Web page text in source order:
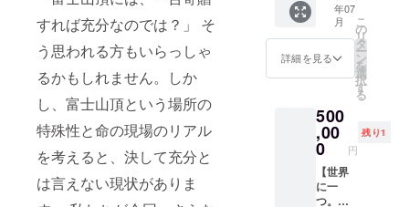
すれば充分なのでは？」 そ
う思われる方もいらっしゃ
るかもしれません。しか
し、富士山頂という場所の
特殊性と命の現場のリアル
を考えると、決して充分と
は言えない現状がありま
になる
場合が
ござい
ます ※
梱包・
送料含
意事
項：支
援時、
必ず備
考欄に
掲載を
れるお
名前を
ご記入
くださ
い ※お
名前の
文字数
打ち合
わせ
(LINEや
ZOOM
など)を
行な
アリン
グさせ
て頂い
たご希
望のイ
メージ
に基づ
300,000
円コー
ス】 ミ
リオン
ハート
ジェク
トにて
設置を
する
AED
ボック
スの側
年07
月
詳細を見る
こ
の
リ
タ
ー
ン
を
選
択
す
る
500
,00
0 円
残り1
【世界
に一
つ。橘